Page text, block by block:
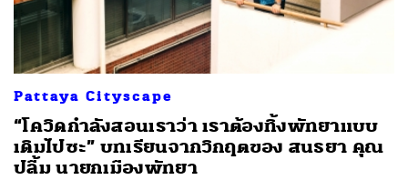
Pattaya Cityscape
“โควิดกำลังสอนเราว่า เราต้องทิ้งพัทยาแบบ
เดิมไปซะ” บทเรียนจากวิกฤตของ สนธยา คุณ
ปลื้ม นายกเมืองพัทยา
SHARE TWEET